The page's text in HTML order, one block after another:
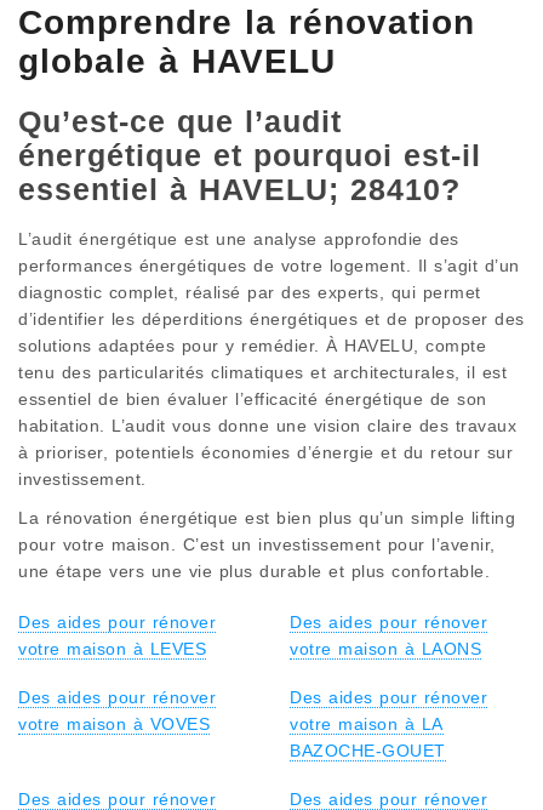
Comprendre la rénovation
globale à HAVELU
Qu’est-ce que l’audit
énergétique et pourquoi est-il
essentiel à HAVELU; 28410?
L’audit énergétique est une analyse approfondie des
performances énergétiques de votre logement. Il s’agit d’un
diagnostic complet, réalisé par des experts, qui permet
d’identifier les déperditions énergétiques et de proposer des
solutions adaptées pour y remédier. À HAVELU, compte
tenu des particularités climatiques et architecturales, il est
essentiel de bien évaluer l’efficacité énergétique de son
habitation. L’audit vous donne une vision claire des travaux
à prioriser, potentiels économies d’énergie et du retour sur
investissement.
La rénovation énergétique est bien plus qu’un simple lifting
pour votre maison. C’est un investissement pour l’avenir,
une étape vers une vie plus durable et plus confortable.
Des aides pour rénover
votre maison à LEVES
Des aides pour rénover
votre maison à LAONS
Des aides pour rénover
votre maison à VOVES
Des aides pour rénover
votre maison à LA
BAZOCHE-GOUET
Des aides pour rénover
Des aides pour rénover